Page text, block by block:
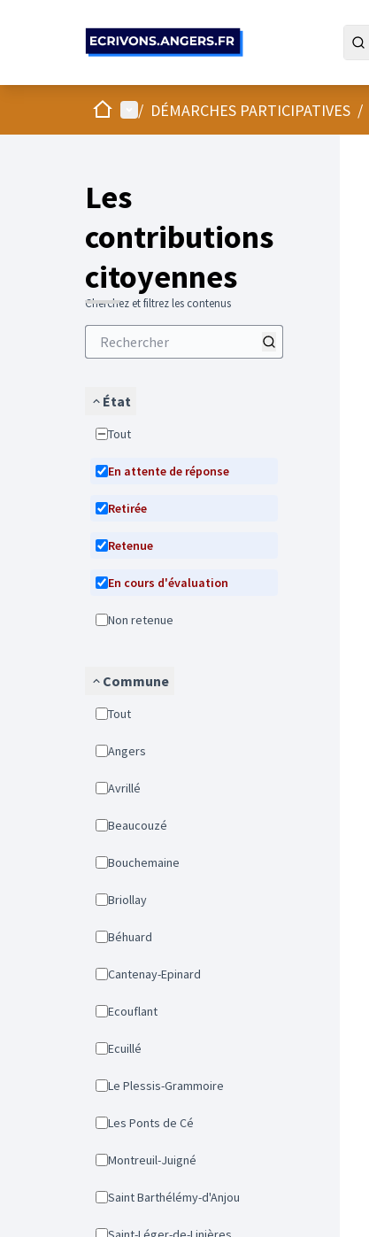
AccueilMenu principal
/ DÉMARCHES PARTICIPATIVES /
Les
contributions
citoyennes
Cherchez et filtrez les contenus
État
Tout
En attente de réponse
Retirée
Retenue
En cours d'évaluation
Non retenue
Commune
Tout
Angers
Avrillé
Beaucouzé
Bouchemaine
Briollay
Béhuard
Cantenay-Epinard
Ecouflant
Ecuillé
Le Plessis-Grammoire
Les Ponts de Cé
Montreuil-Juigné
Saint Barthélémy-d'Anjou